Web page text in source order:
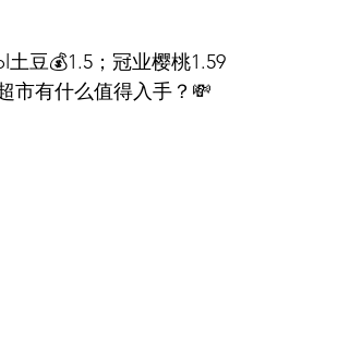
土豆💰1.5；冠业樱桃1.59
市有什么值得入手？💸